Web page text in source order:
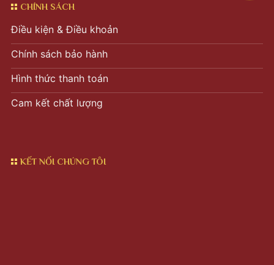
CHÍNH SÁCH
Điều kiện & Điều khoản
Chính sách bảo hành
Hình thức thanh toán
Cam kết chất lượng
KẾT NỐI CHÚNG TÔI